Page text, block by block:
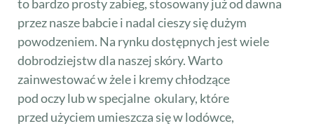
to bardzo prosty zabieg, stosowany już od dawna
przez nasze babcie i nadal cieszy się dużym
powodzeniem. Na rynku dostępnych jest wiele
dobrodziejstw dla naszej skóry. Warto
zainwestować w żele i kremy chłodzące
pod oczy lub w specjalne okulary, które
przed użyciem umieszcza się w lodówce,